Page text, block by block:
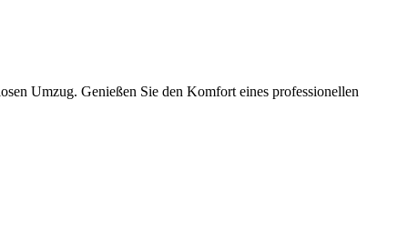
Umzug. Genießen Sie den Komfort eines professionellen